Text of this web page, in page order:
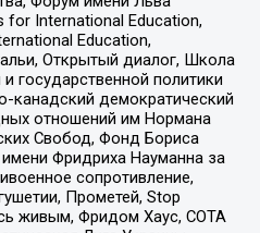
for International Education,
Education,
Открытый диалог, Школа
государственной политики
канадский демократический
отношений им Нормана
Свобод, Фонд Бориса
Фридриха Науманна за
сопротивление,
Прометей, Stop
живым, Фридом Хаус, СОТА